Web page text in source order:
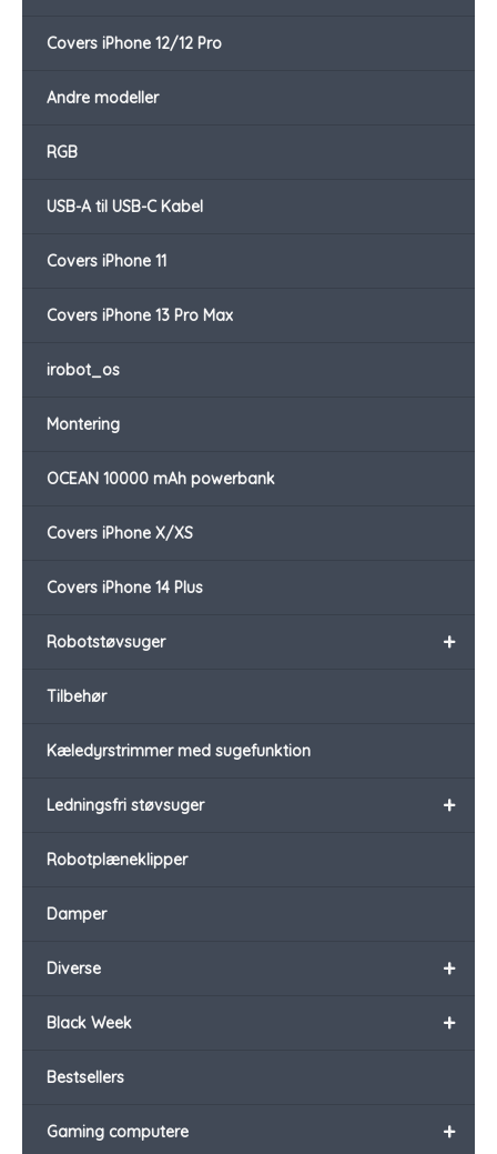
Covers iPhone 12/12 Pro
Andre modeller
RGB
USB-A til USB-C Kabel
Covers iPhone 11
Covers iPhone 13 Pro Max
irobot_os
Montering
OCEAN 10000 mAh powerbank
Covers iPhone X/XS
Covers iPhone 14 Plus
+
Robotstøvsuger
Tilbehør
Kæledyrstrimmer med sugefunktion
+
Ledningsfri støvsuger
Robotplæneklipper
Damper
+
Diverse
+
Black Week
Bestsellers
+
Gaming computere